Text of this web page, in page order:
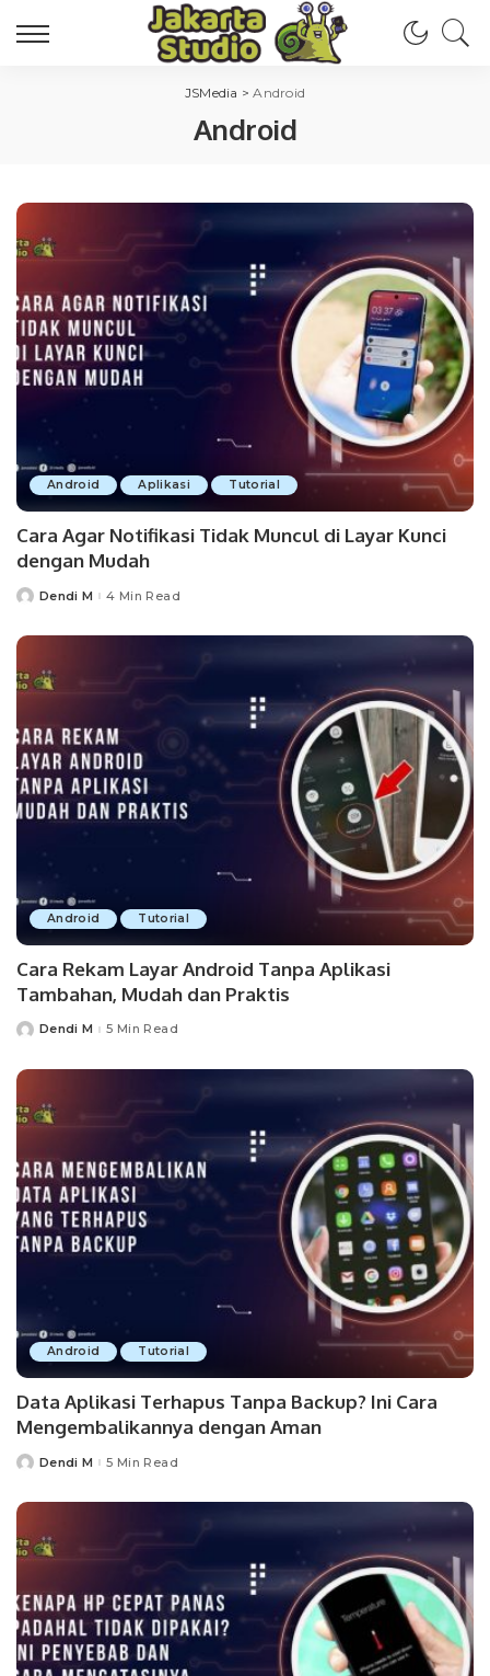
JSMedia >Android
Android
Android Aplikasi Tutorial
Cara Agar Notifikasi Tidak Muncul di Layar Kunci
dengan Mudah
PostedDendi M 4 Min Read
Android Tutorial
Cara Rekam Layar Android Tanpa Aplikasi
Tambahan, Mudah dan Praktis
PostedDendi M 5 Min Read
Android Tutorial
Data Aplikasi Terhapus Tanpa Backup? Ini Cara
Mengembalikannya dengan Aman
PostedDendi M 5 Min Read